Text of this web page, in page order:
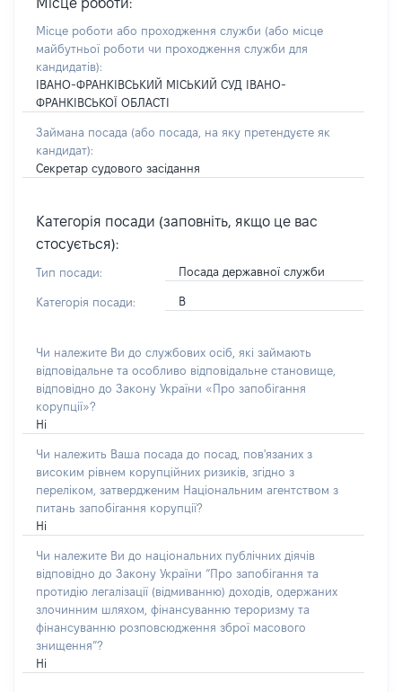
Місце роботи:
Місце роботи або проходження служби (або місце
майбутньої роботи чи проходження служби для
кандидатів):
ІВАНО-ФРАНКІВСЬКИЙ МІСЬКИЙ СУД ІВАНО-
ФРАНКІВСЬКОЇ ОБЛАСТІ
Займана посада (або посада, на яку претендуєте як
кандидат):
Секретар судового засідання
Категорія посади (заповніть, якщо це вас
стосується):
Тип посади: Посада державної служби
Категорія посади: В
Чи належите Ви до службових осіб, які займають
відповідальне та особливо відповідальне становище,
відповідно до Закону України «Про запобігання
корупції»?
Ні
Чи належить Ваша посада до посад, пов'язаних з
високим рівнем корупційних ризиків, згідно з
переліком, затвердженим Національним агентством з
питань запобігання корупції?
Ні
Чи належите Ви до національних публічних діячів
відповідно до Закону України “Про запобігання та
протидію легалізації (відмиванню) доходів, одержаних
злочинним шляхом, фінансуванню тероризму та
фінансуванню розповсюдження зброї масового
знищення”?
Ні